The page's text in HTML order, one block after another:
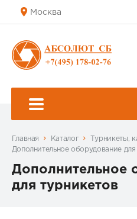
Москва
Главная Каталог
Турникеты,
Дополнительное оборудование для
Дополнительное
для турникетов